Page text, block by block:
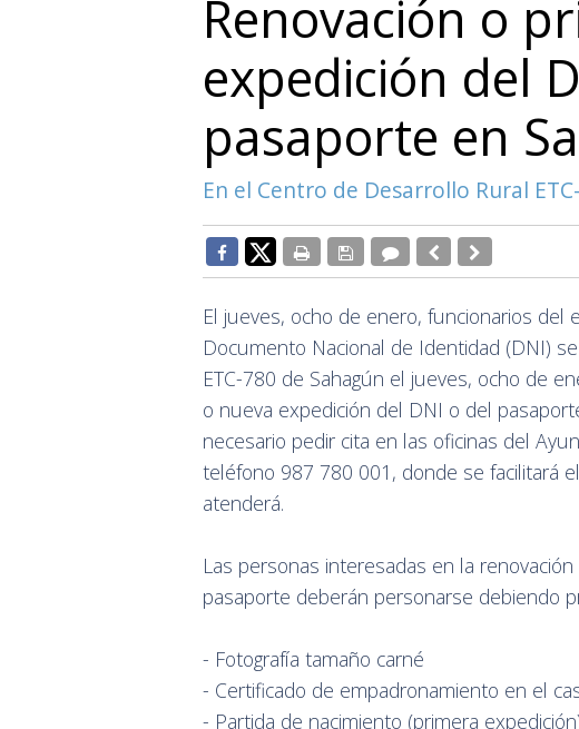
Renovación o
expedición del
pasaporte en
En el Centro de Desarrollo Rural
El jueves, ocho de enero, funcionarios del
Documento Nacional de Identidad (DNI)
ETC-780 de Sahagún el jueves, ocho de
o nueva expedición del DNI o del
necesario pedir cita en las oficinas del
teléfono 987 780 001, donde se facilitará
atenderá.
Las personas interesadas en la
pasaporte deberán personarse debiendo
- Fotografía tamaño carné
- Certificado de empadronamiento en el
- Partida de nacimiento (primera